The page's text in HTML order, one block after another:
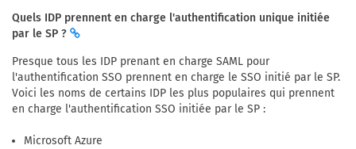
Quels IDP prennent en charge l'authentification unique initiée
par le SP ?
Presque tous les IDP prenant en charge SAML pour
l'authentification SSO prennent en charge le SSO initié par le SP.
Voici les noms de certains IDP les plus populaires qui prennent
en charge l'authentification SSO initiée par le SP :
Microsoft Azure